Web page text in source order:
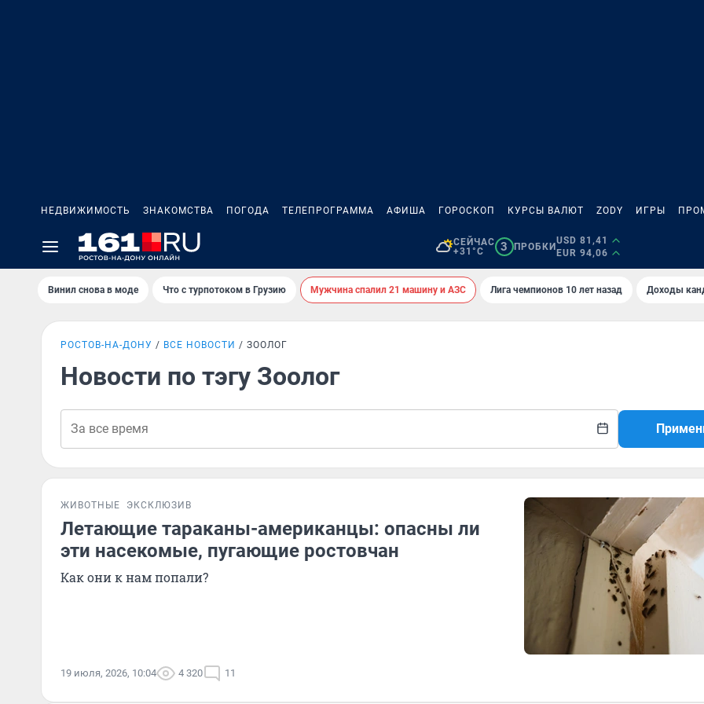
НЕДВИЖИМОСТЬ ЗНАКОМСТВА ПОГОДА ТЕЛЕПРОГРАММА АФИША ГОРОСКОП КУРСЫ ВАЛЮТ ZODY ИГРЫ
СЕЙЧАС
+31°C
3 ПРОБКИ
USD 81,41
EUR 94,06
Винил снова в моде Что с турпотоком в Грузию Мужчина спалил 21 машину и АЗС Лига чемпионов 10 лет назад Доходы
РОСТОВ-НА-ДОНУ ВСЕ НОВОСТИ ЗООЛОГ
Новости по тэгу Зоолог
ЖИВОТНЫЕ ЭКСКЛЮЗИВ
Летающие тараканы-американцы: опасны ли
эти насекомые, пугающие ростовчан
Как они к нам попали?
19 июля, 2026, 10:04 4 320 11